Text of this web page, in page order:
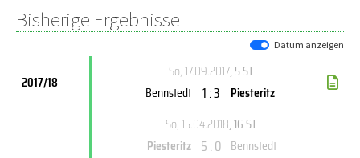
Bisherige Ergebnisse
Datum anzeigen
2017/18
So, 17.09.2017, 5.ST
Bennstedt 1 : 3 Piesteritz
So, 15.04.2018, 16.ST
Piesteritz 5 : 0 Bennstedt